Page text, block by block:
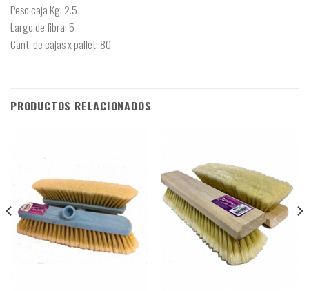
Peso caja Kg: 2.5
Largo de fibra: 5
Cant. de cajas x pallet: 80
PRODUCTOS RELACIONADOS